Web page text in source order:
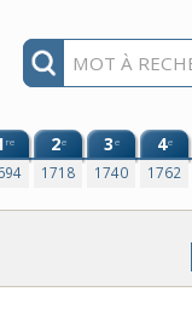
re 2e
1718
3e
1740
4e
1762